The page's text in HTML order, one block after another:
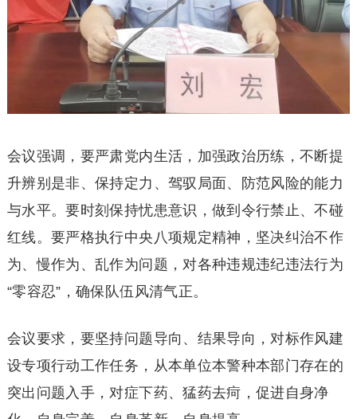
会议强调，要严肃党内生活，加强政治历练，不断提
升辨别是非、保持定力、驾驭局面、防范风险的能力
与水平。要时刻保持忧患意识，做到令行禁止、不碰
红线。要严格执行中央八项规定精神，坚决纠治不作
为、慢作为、乱作为问题，对各种违规违纪违法行为
“零容忍”，确保队伍风清气正。
会议要求，要坚持问题导向、结果导向，对标作风建
设专项行动工作任务，从本单位本警种本部门存在的
突出问题入手，对症下药、猛药去疴，促进自身净